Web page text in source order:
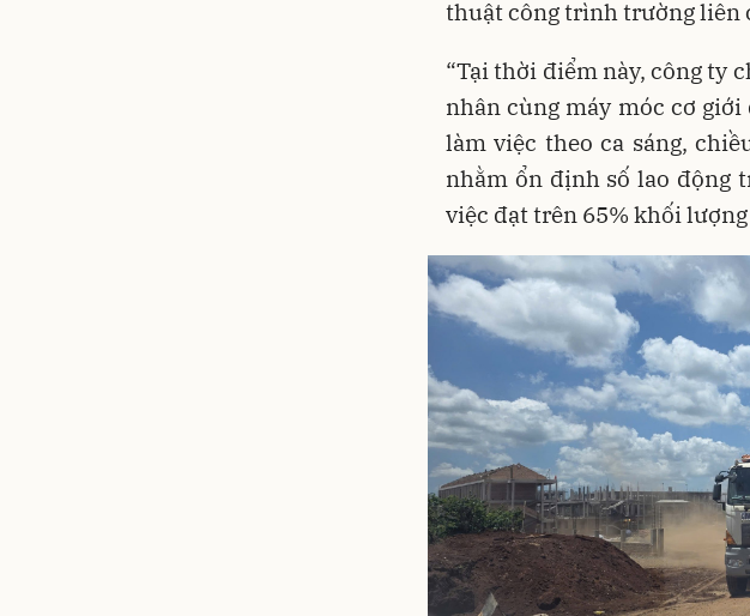
thuật công trình trường liên
“Tại thời điểm này, công ty
nhân cùng máy móc cơ
làm việc theo ca sáng,
nhằm ổn định số lao động
việc đạt trên 65% khối